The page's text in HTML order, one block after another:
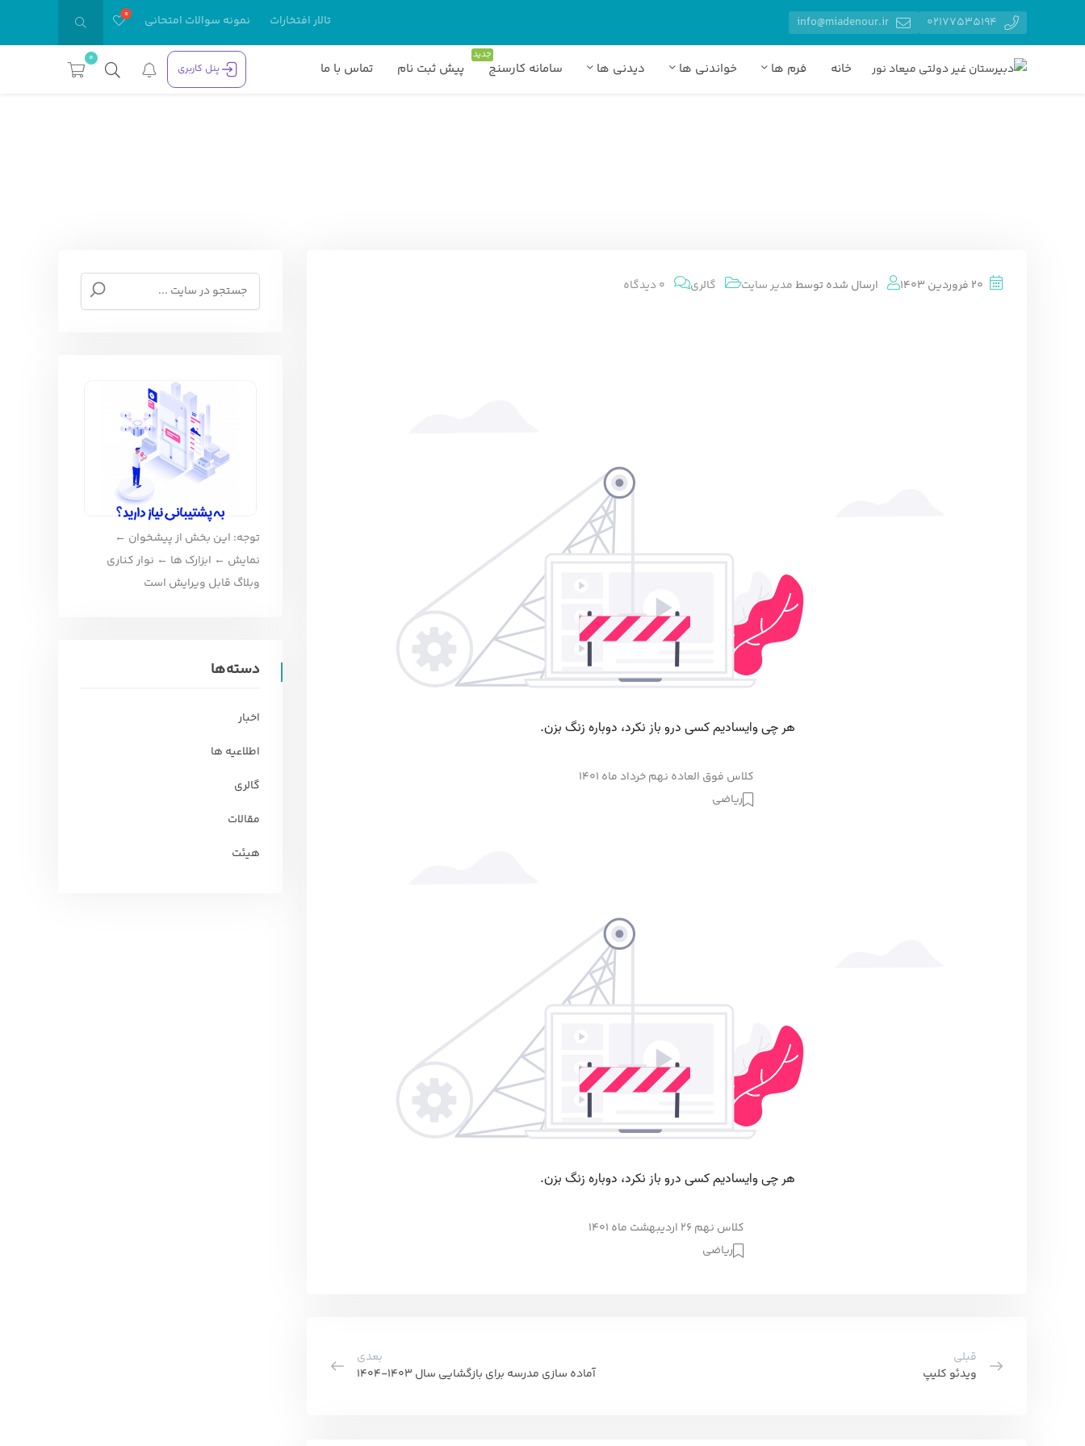
تالار افتخارات نمونه سوالات امتحانی
خانه فرم ها خواندنی ها دیدنی ها سامانه کارسنج
جدید
پیش ثبت نام تماس با ما پنل کاربری
0
20 فروردین 1403 ارسال شده توسطمدیر سایت گالری 0 دیدگاه
کلاس فوق العاده نهم خرداد ماه 1401
ریاضی
کلاس نهم 26 اردیبهشت ماه 1401
ریاضی
قبلی
ویدئو کلیپ
بعدی
آماده سازی مدرسه برای بازگشایی سال 1403-1404
توجه: این بخش از پیشخوان ←
نمایش ← ابزارک ها ← نوار کناری
وبلاگ قابل ویرایش است
دسته‌ها
اخبار
اطلاعیه ها
گالری
مقالات
هیئت